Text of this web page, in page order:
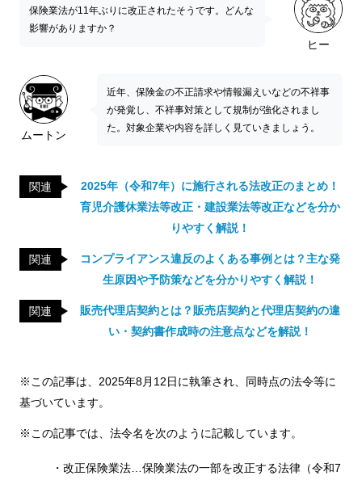
ヒー
保険業法が11年ぶりに改正されたそうです。どんな
影響がありますか？
ムートン
近年、保険金の不正請求や情報漏えいなどの不祥事
が発覚し、不祥事対策として規制が強化されまし
た。対象企業や内容を詳しく見ていきましょう。
関連
2025年（令和7年）に施行される法改正のまとめ！
育児介護休業法等改正・建設業法等改正などを分か
りやすく解説！
関連
コンプライアンス違反のよくある事例とは？主な発
生原因や予防策などを分かりやすく解説！
関連
販売代理店契約とは？販売店契約と代理店契約の違
い・契約書作成時の注意点などを解説！
※この記事は、2025年8月12日に執筆され、同時点の法令等に
基づいています。
※この記事では、法令名を次のように記載しています。
・改正保険業法…保険業法の一部を改正する法律（令和7